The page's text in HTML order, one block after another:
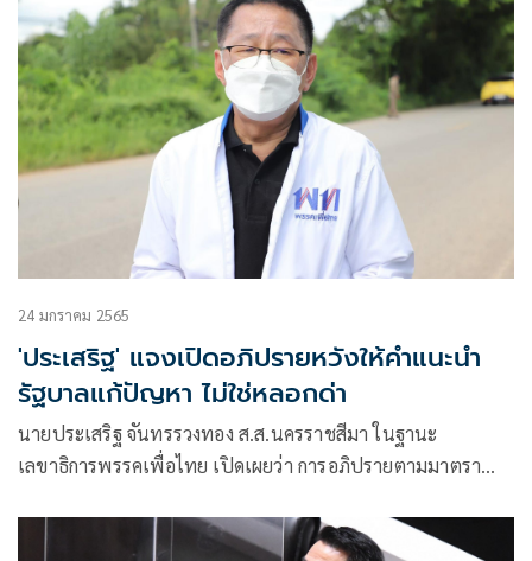
24 มกราคม 2565
'ประเสริฐ' แจงเปิดอภิปรายหวังให้คำแนะนำ
รัฐบาลแก้ปัญหา ไม่ใช่หลอกด่า
นายประเสริฐ จันทรรวงทอง ส.ส.นครราชสีมา ในฐานะ
เลขาธิการพรรคเพื่อไทย เปิดเผยว่า การอภิปรายตามมาตรา
ทุกฝ่ายจำเป็นต้องให้คำแนะนำเพื่อเป็นแนวทางให้รัฐบาล